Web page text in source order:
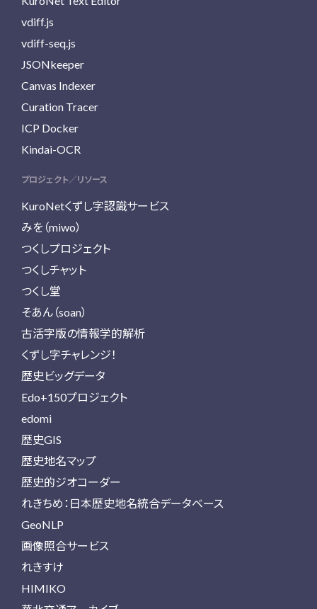
vdiff.js
vdiff-seq.js
JSONkeeper
Canvas Indexer
Curation Tracer
ICP Docker
Kindai-OCR
プロジェクト／リソース
KuroNetくずし字認識サービス
みを（miwo）
つくしプロジェクト
つくしチャット
つくし堂
そあん（soan）
古活字版の情報学的解析
くずし字チャレンジ！
歴史ビッグデータ
Edo+150プロジェクト
edomi
歴史GIS
歴史地名マップ
歴史的ジオコーダー
れきちめ：日本歴史地名統合データベース
GeoNLP
画像照合サービス
れきすけ
HIMIKO